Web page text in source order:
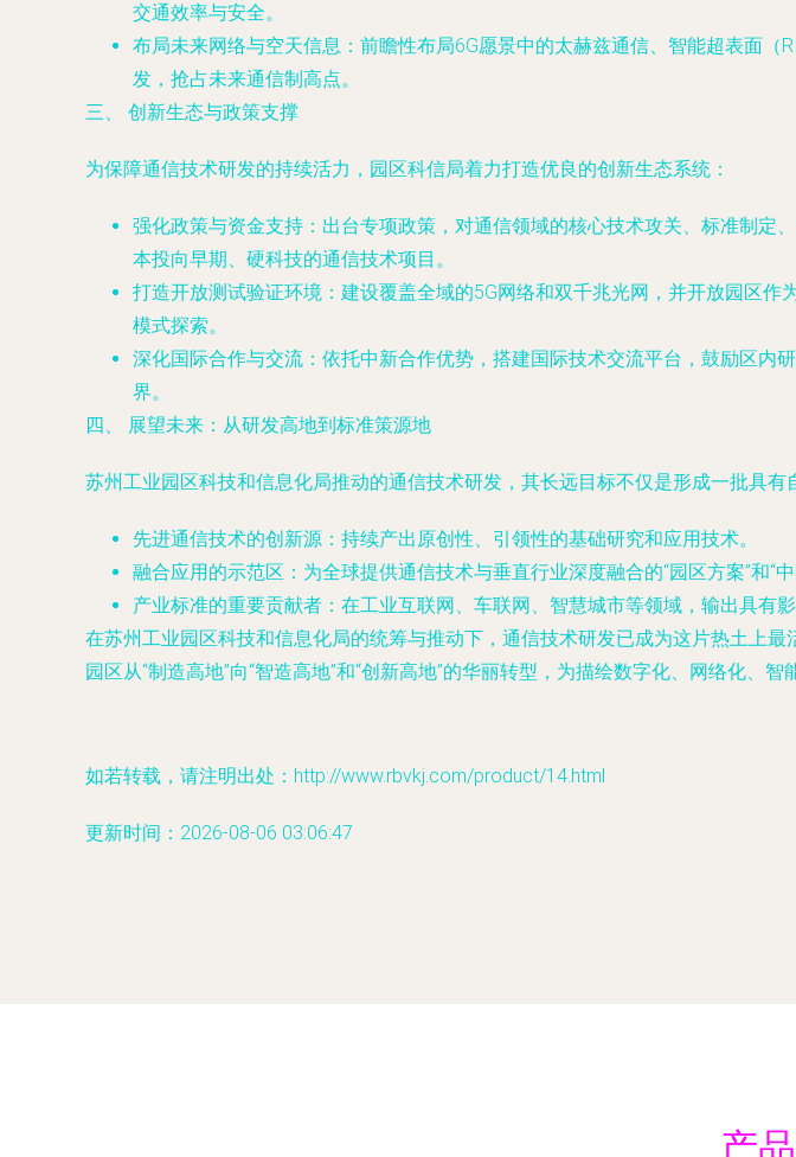
交通效率与安全。
布局未来网络与空天信息 ：前瞻性布局6G愿景中的太赫兹通信、智能超表面
发，抢占未来通信制高点。
三、 创新生态与政策支撑
为保障通信技术研发的持续活力，园区科信局着力打造优良的创新生态系统：
强化政策与资金支持 ：出台专项政策，对通信领域的核心技术攻关、标准制
本投向早期、硬科技的通信技术项目。
打造开放测试验证环境 ：建设覆盖全域的5G网络和双千兆光网，并开放园区
模式探索。
深化国际合作与交流 ：依托中新合作优势，搭建国际技术交流平台，鼓励区
界。
四、 展望未来：从研发高地到标准策源地
苏州工业园区科技和信息化局推动的通信技术研发，其长远目标不仅是形成一批具有
先进通信技术的创新源 ：持续产出原创性、引领性的基础研究和应用技术。
融合应用的示范区 ：为全球提供通信技术与垂直行业深度融合的“园区方案”和“中
产业标准的重要贡献者 ：在工业互联网、车联网、智慧城市等领域，输出具有
在苏州工业园区科技和信息化局的统筹与推动下，通信技术研发已成为这片热土上
园区从“制造高地”向“智造高地”和“创新高地”的华丽转型，为描绘数字化、网络化、
如若转载，请注明出处：http://www.rbvkj.com/product/14.html
更新时间：2026-08-06 03:06:47
产